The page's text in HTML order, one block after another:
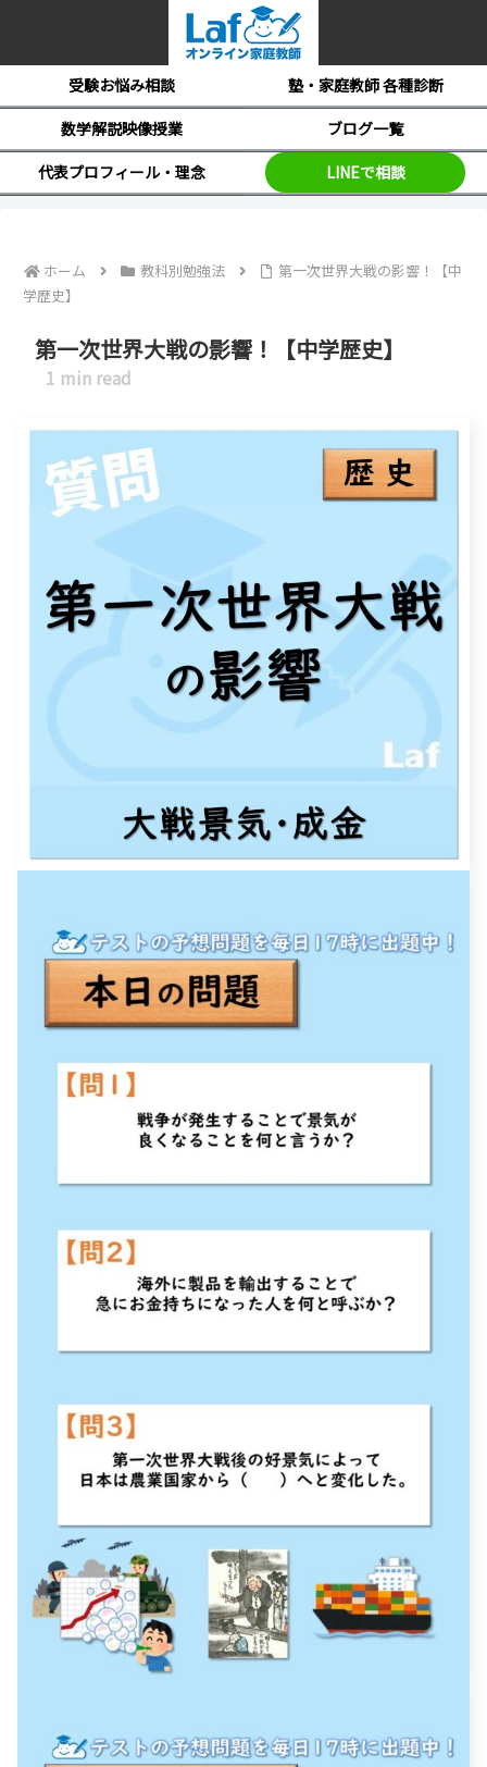
受験お悩み相談
塾・家庭教師 各種診断
数学解説映像授業
ブログ一覧
代表プロフィール・理念
LINEで相談
ホーム 教科別勉強法
第一次世界大戦の影響！【中
学歴史】
第一次世界大戦の影響！【中学歴史】
1 min read